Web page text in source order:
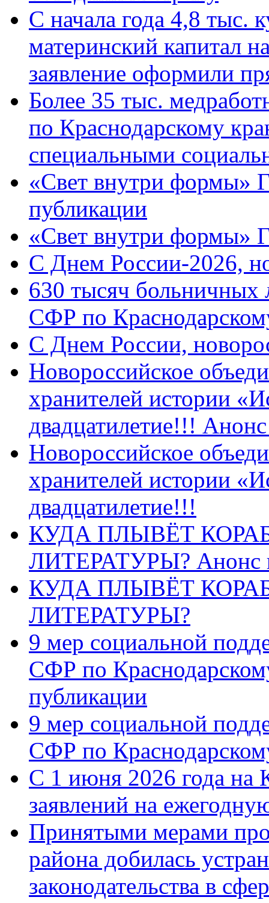
С начала года 4,8 тыс.
материнский капитал
заявление оформили
Более 35 тыс.
по Краснодарскому
специальными
«Свет внутри формы»
публикации
«Свет внутри формы»
C Днем России-2026,
630 тысяч больничных
СФР по
C Днем России,
Новороссийское
хранителей истории
двадцатилетие!!!
Новороссийское
хранителей истории
двадцатилетие!!!
КУДА ПЛЫВЁТ
ЛИТЕРАТУРЫ? Анонс
КУДА ПЛЫВЁТ
ЛИТЕРАТУРЫ?
9 мер социальной
СФР по
публикации
9 мер социальной
СФР по
С 1 июня 2026 года на
заявлений на
Принятыми мерами
района добилась
законодательства в